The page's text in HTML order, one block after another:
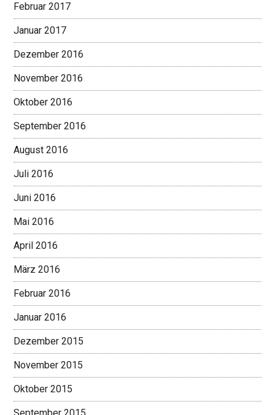
Februar 2017
Januar 2017
Dezember 2016
November 2016
Oktober 2016
September 2016
August 2016
Juli 2016
Juni 2016
Mai 2016
April 2016
März 2016
Februar 2016
Januar 2016
Dezember 2015
November 2015
Oktober 2015